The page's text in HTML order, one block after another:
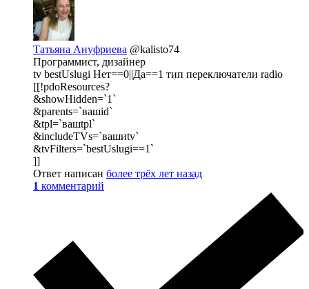
Татьяна Ануфриева @kalisto74
Программист, дизайнер
tv bestUslugi Нет==0||Да==1 тип переключатели radio
[[!pdoResources?
&showHidden=`1`
&parents=`вашid`
&tpl=`вашtpl`
&includeTVs=`вашиtv`
&tvFilters=`bestUslugi==1`
]]
Ответ написан более трёх лет назад
1 комментарий